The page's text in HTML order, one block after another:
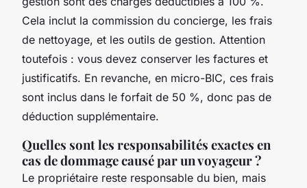
Cela inclut la commission du concierge, les frais
de nettoyage, et les outils de gestion. Attention
toutefois : vous devez conserver les factures et
justificatifs. En revanche, en micro-BIC, ces frais
sont inclus dans le forfait de 50 %, donc pas de
déduction supplémentaire.
Quelles sont les responsabilités exactes en
cas de dommage causé par un voyageur ?
Le propriétaire reste responsable du bien, mais